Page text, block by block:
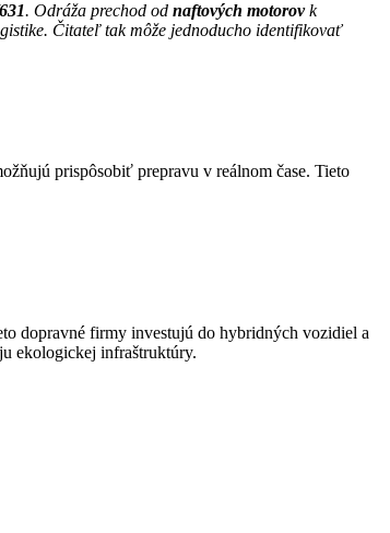
. Odráža prechod od naftových motorovk
Čitateľ tak môže jednoducho identifikovať
prispôsobiť prepravu v reálnom čase. Tieto
dopravné firmy investujú do hybridných vozidiel a
ekologickej infraštruktúry.